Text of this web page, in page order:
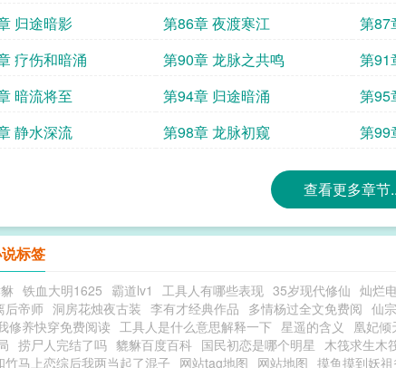
归途暗影
第86章 夜渡寒江 第87
疗伤和暗涌
第90章 龙脉之共鸣 第91
暗流将至
第94章 归途暗涌 第95
静水深流
第98章 龙脉初窥 第99
查看更多章节
标签
铁血大明1625 霸道lv1 工具人有哪些表现 35岁现代修仙 灿烂
后帝师 洞房花烛夜古装 李有才经典作品 多情杨过全文免费阅 仙
修养快穿免费阅读 工具人是什么意思解释一下 星遥的含义 凰妃倾
捞尸人完结了吗 貔貅百度百科 国民初恋是哪个明星 木筏求生木
竹马上恋综后我两当起了混子 网站tag地图 网站地图 摸鱼摸到妖